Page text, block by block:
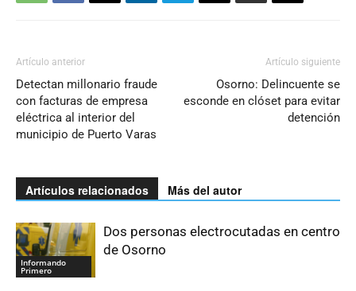
Artículo anterior
Detectan millonario fraude
con facturas de empresa
eléctrica al interior del
municipio de Puerto Varas
Artículo siguiente
Osorno: Delincuente se
esconde en clóset para evitar
detención
Artículos relacionados Más del autor
Informando
Primero
Dos personas electrocutadas en centro
de Osorno